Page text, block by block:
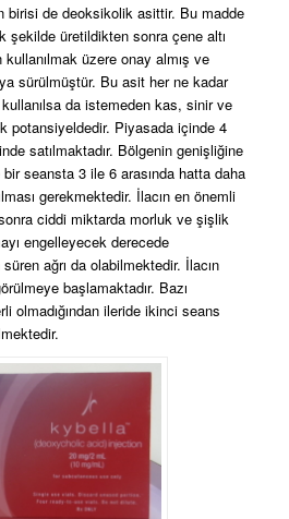
birisi de deoksikolik asittir. Bu madde
şekilde üretildikten sonra çene altı
kullanılmak üzere onay almış ve
sürülmüştür. Bu asit her ne kadar
da istemeden kas, sinir ve
potansiyeldedir. Piyasada içinde 4
satılmaktadır. Bölgenin genişliğine
bir seansta 3 ile 6 arasında hatta daha
gerekmektedir. İlacın en önemli
ciddi miktarda morluk ve şişlik
engelleyecek derecede
ağrı da olabilmektedir. İlacın
başlamaktadır. Bazı
olmadığından ileride ikinci seans